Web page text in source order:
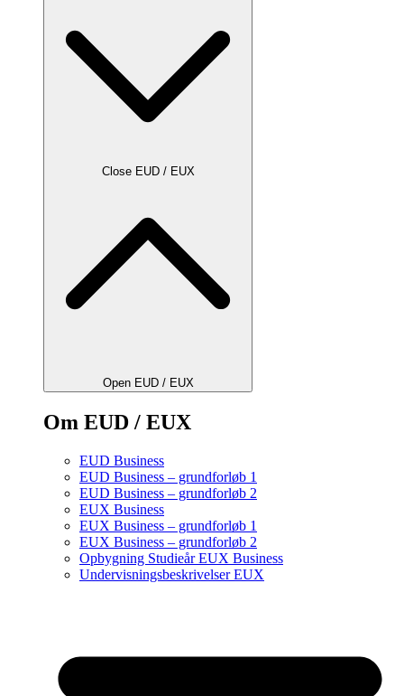
Close EUD / EUX
Open EUD / EUX
Om EUD / EUX
EUD Business
EUD Business – grundforløb 1
EUD Business – grundforløb 2
EUX Business
EUX Business – grundforløb 1
EUX Business – grundforløb 2
Opbygning Studieår EUX Business
Undervisningsbeskrivelser EUX